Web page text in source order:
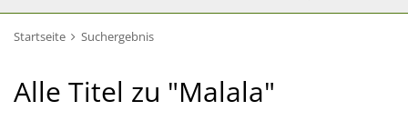
Startseite Suchergebnis
Alle Titel zu "Malala"